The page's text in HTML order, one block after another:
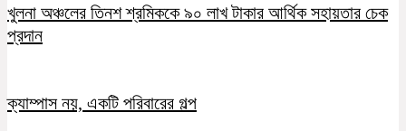
খুলনা অঞ্চলের তিনশ শ্রমিককে ৯০ লাখ টাকার আর্থিক সহায়তার চেক
প্রদান
ক্যাম্পাস নয়, একটি পরিবারের গল্প